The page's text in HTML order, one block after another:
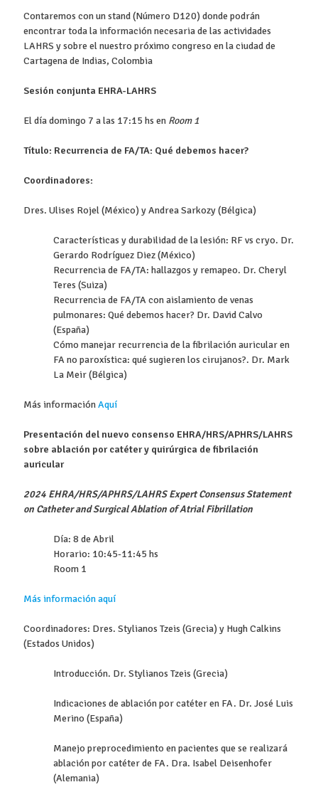
Contaremos con un stand (Número D120) donde podrán
encontrar toda la información necesaria de las actividades
LAHRS y sobre el nuestro próximo congreso en la ciudad de
Cartagena de Indias, Colombia
Sesión conjunta EHRA-LAHRS
El día domingo 7 a las 17:15 hs en Room 1
Título: Recurrencia de FA/TA: Qué debemos hacer?
Coordinadores:
Dres. Ulises Rojel (México) y Andrea Sarkozy (Bélgica)
Características y durabilidad de la lesión: RF vs cryo. Dr.
Gerardo Rodríguez Diez (México)
Recurrencia de FA/TA: hallazgos y remapeo. Dr. Cheryl
Teres (Suiza)
Recurrencia de FA/TA con aislamiento de venas
pulmonares: Qué debemos hacer? Dr. David Calvo
(España)
Cómo manejar recurrencia de la fibrilación auricular en
FA no paroxística: qué sugieren los cirujanos?. Dr. Mark
La Meir (Bélgica)
Más informaciónAquí
Presentación del nuevo consenso EHRA/HRS/APHRS/LAHRS
sobre ablación por catéter y quirúrgica de fibrilación
auricular
2024 EHRA/HRS/APHRS/LAHRS Expert Consensus Statement
on Catheter and Surgical Ablation of Atrial Fibrillation
Día: 8 de Abril
Horario: 10:45-11:45 hs
Room 1
Más información aquí
Coordinadores: Dres. Stylianos Tzeis (Grecia) y Hugh Calkins
(Estados Unidos)
Introducción. Dr. Stylianos Tzeis (Grecia)
Indicaciones de ablación por catéter en FA. Dr. José Luis
Merino (España)
Manejo preprocedimiento en pacientes que se realizará
ablación por catéter de FA. Dra. Isabel Deisenhofer
(Alemania)